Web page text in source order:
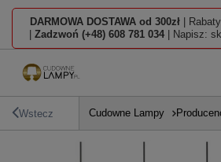
DARMOWA DOSTAWA od 300zł |
Zadzwoń (+48) 608 781 034 | Napisz:
Wstecz Cudowne Lampy